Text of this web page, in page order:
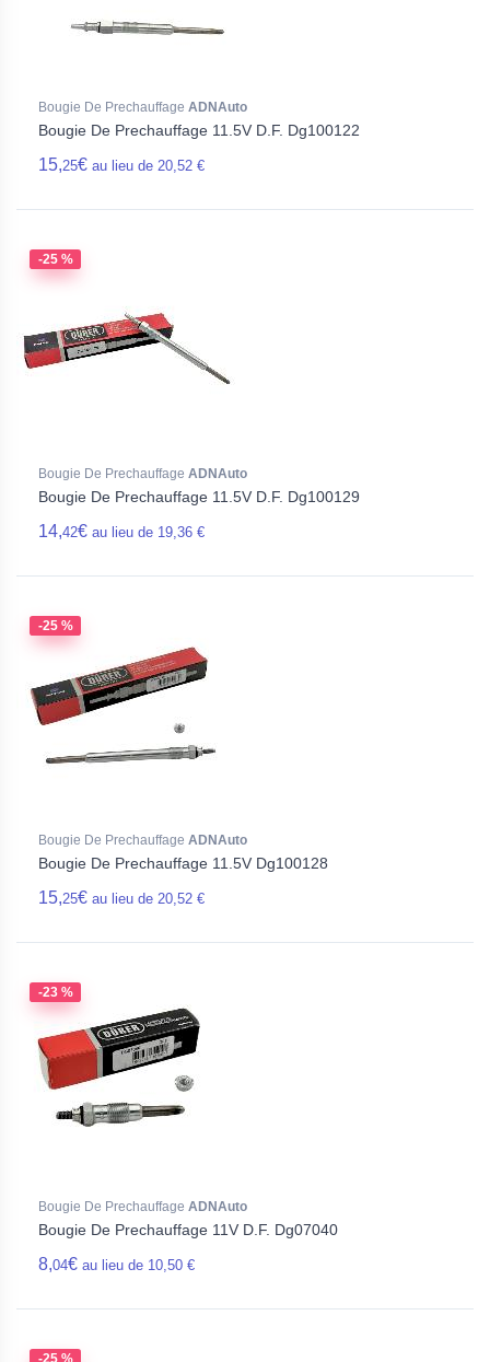
Bougie De Prechauffage ADNAuto
Bougie De Prechauffage 11.5V D.F. Dg100122
15,25€ au lieu de 20,52 €
-25 %
Bougie De Prechauffage ADNAuto
Bougie De Prechauffage 11.5V D.F. Dg100129
14,42€ au lieu de 19,36 €
-25 %
Bougie De Prechauffage ADNAuto
Bougie De Prechauffage 11.5V Dg100128
15,25€ au lieu de 20,52 €
-23 %
Bougie De Prechauffage ADNAuto
Bougie De Prechauffage 11V D.F. Dg07040
8,04€ au lieu de 10,50 €
-25 %